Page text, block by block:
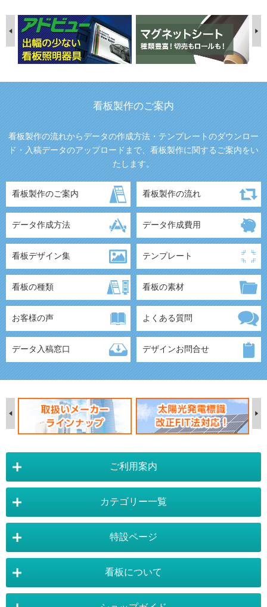
看板製作のご案内
看板製作の流れからデータの作成方法・テンプレートのダウンロー
ド・入稿データのアップロードまで、看板製作に関するご案内をい
たします。
看板製作のご案内 看板製作の流れ
データ作成方法 データ作成費用
看板デザイン集 テンプレート
看板の種類 看板の素材
お客様の声 よくある質問
データ入稿窓口 デザインお問合せ
ご利用案内
店舗詳細情報
運営会社 :株式会社トレード
カテゴリー一覧
スタンド看板：オプション バナースタンド
特設ページ
看板について